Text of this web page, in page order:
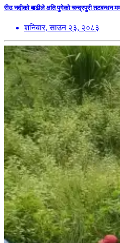
रीउ नदीको बाढीले क्षति पुगेको चन्द्रपुरी तटबन्धन
शनिबार, साउन २३, २०८३